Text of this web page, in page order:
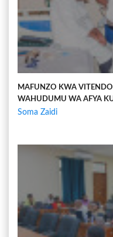
MAFUNZO KWA
WAHUDUMU WA AFYA
Soma Zaidi